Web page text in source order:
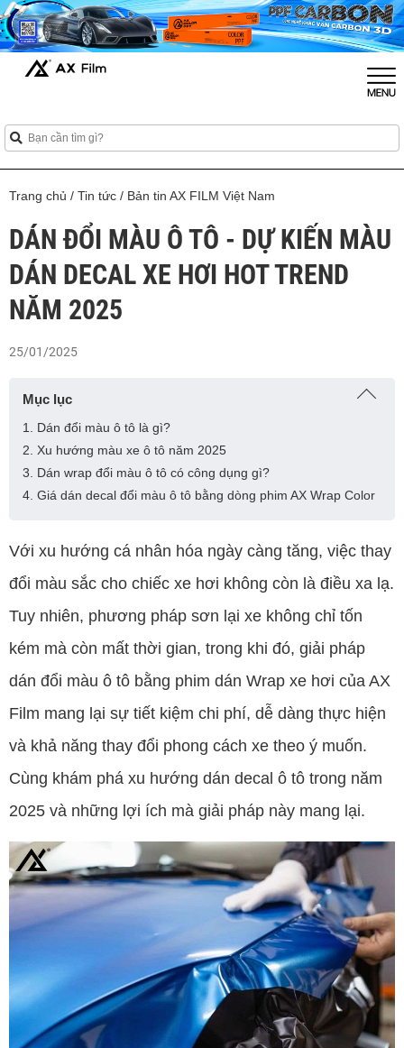
Trang chủ / Tin tức / Bản tin AX FILM Việt Nam
DÁN ĐỔI MÀU Ô TÔ - DỰ KIẾN MÀU
DÁN DECAL XE HƠI HOT TREND
NĂM 2025
25/01/2025
Mục lục
1. Dán đổi màu ô tô là gì?
2. Xu hướng màu xe ô tô năm 2025
3. Dán wrap đổi màu ô tô có công dụng gì?
4. Giá dán decal đổi màu ô tô bằng dòng phim AX Wrap Color
Với xu hướng cá nhân hóa ngày càng tăng, việc thay
đổi màu sắc cho chiếc xe hơi không còn là điều xa lạ.
Tuy nhiên, phương pháp sơn lại xe không chỉ tốn
kém mà còn mất thời gian, trong khi đó, giải pháp
dán đổi màu ô tô bằng phim dán Wrap xe hơi của AX
Film mang lại sự tiết kiệm chi phí, dễ dàng thực hiện
và khả năng thay đổi phong cách xe theo ý muốn.
Cùng khám phá xu hướng dán decal ô tô trong năm
2025 và những lợi ích mà giải pháp này mang lại.